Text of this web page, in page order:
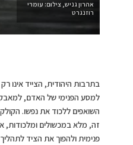
אהרון גניש, צילום: עומרי
רוזנגרט
בתרבות היהודית, הצייד אינו
למסע הפנימי של האדם, למאבק
השואפים ללכוד את נפשו.
זה, מלא במכשולים ומלכודות,
פנימית ולהפוך את הציד